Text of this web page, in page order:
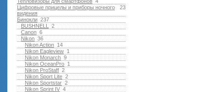
23
Цифровые прицелы и приборы ночного
видения
237
Бинокли
2
BUSHNELL
6
Canon
36
Nikon
14
Nikon Action
1
Nikon Eagleview
9
Nikon Monarch
1
Nikon OceanPro
2
Nikon ProStaff
2
Nikon Sport Lite
2
Nikon Sportstar
4
Nikon Sprint IV